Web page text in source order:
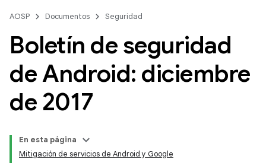
AOSP Documentos Seguridad
Boletín de seguridad
de Android: diciembre
de 2017
En esta página
Mitigación de servicios de Android y Google